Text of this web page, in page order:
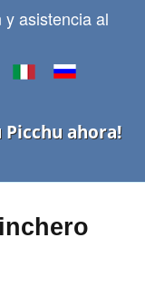
y asistencia al
Picchu ahora!